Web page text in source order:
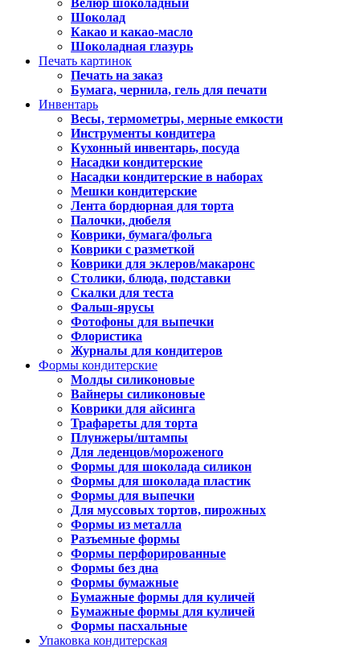
Велюр шоколадный
Шоколад
Какао и какао-масло
Шоколадная глазурь
Печать картинок
Печать на заказ
Бумага, чернила, гель для печати
Инвентарь
Весы, термометры, мерные емкости
Инструменты кондитера
Кухонный инвентарь, посуда
Насадки кондитерские
Насадки кондитерские в наборах
Мешки кондитерские
Лента бордюрная для торта
Палочки, дюбеля
Коврики, бумага/фольга
Коврики с разметкой
Коврики для эклеров/макаронс
Столики, блюда, подставки
Скалки для теста
Фальш-ярусы
Фотофоны для выпечки
Флористика
Журналы для кондитеров
Формы кондитерские
Молды силиконовые
Вайнеры силиконовые
Коврики для айсинга
Трафареты для торта
Плунжеры/штампы
Для леденцов/мороженого
Формы для шоколада силикон
Формы для шоколада пластик
Формы для выпечки
Для муссовых тортов, пирожных
Формы из металла
Разъемные формы
Формы перфорированные
Формы без дна
Формы бумажные
Бумажные формы для куличей
Бумажные формы для куличей
Формы пасхальные
Упаковка кондитерская